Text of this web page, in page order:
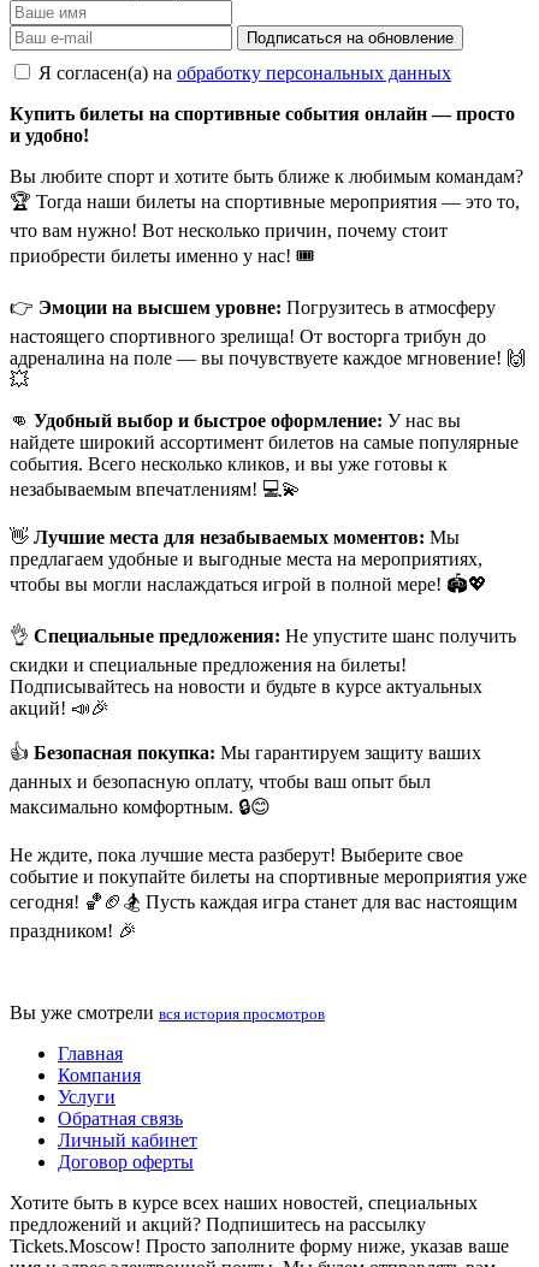
Подписаться на обновление
Я согласен(а) на обработку персональных данных
Купить билеты на спортивные события онлайн — просто
и удобно!
Вы любите спорт и хотите быть ближе к любимым командам?
🏆 Тогда наши билеты на спортивные мероприятия — это то,
что вам нужно! Вот несколько причин, почему стоит
приобрести билеты именно у нас! 🎟
👉 Эмоции на высшем уровне: Погрузитесь в атмосферу
настоящего спортивного зрелища! От восторга трибун до
адреналина на поле — вы почувствуете каждое мгновение! 🙌
💥
👊 Удобный выбор и быстрое оформление: У нас вы
найдете широкий ассортимент билетов на самые популярные
события. Всего несколько кликов, и вы уже готовы к
незабываемым впечатлениям! 💻💫
👋 Лучшие места для незабываемых моментов: Мы
предлагаем удобные и выгодные места на мероприятиях,
чтобы вы могли наслаждаться игрой в полной мере! 🏟💖
👌 Специальные предложения: Не упустите шанс получить
скидки и специальные предложения на билеты!
Подписывайтесь на новости и будьте в курсе актуальных
акций! 📣🎉
👍 Безопасная покупка: Мы гарантируем защиту ваших
данных и безопасную оплату, чтобы ваш опыт был
максимально комфортным. 🔒😊
Не ждите, пока лучшие места разберут! Выберите свое
событие и покупайте билеты на спортивные мероприятия уже
сегодня! 🏀🏈🏂 Пусть каждая игра станет для вас настоящим
праздником! 🎉
Вы уже смотрели вся история просмотров
Главная
Компания
Услуги
Обратная связь
Личный кабинет
Договор оферты
Хотите быть в курсе всех наших новостей, специальных
предложений и акций? Подпишитесь на рассылку
Tickets.Moscow! Просто заполните форму ниже, указав ваше